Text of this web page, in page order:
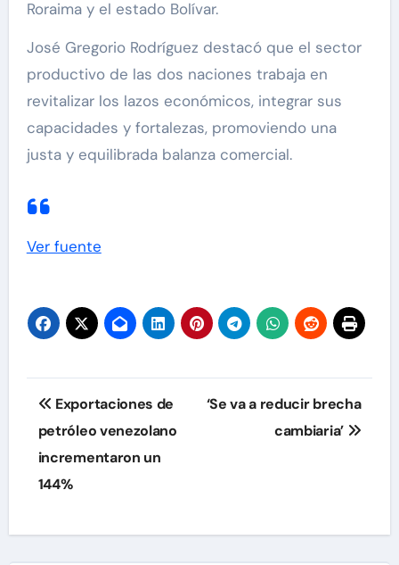
Roraima y el estado Bolívar.
José Gregorio Rodríguez destacó que el sector
productivo de las dos naciones trabaja en
revitalizar los lazos económicos, integrar sus
capacidades y fortalezas, promoviendo una
justa y equilibrada balanza comercial.
Ver fuente
Navegación
de
entradas
Exportaciones de
petróleo venezolano
incrementaron un
144%
‘Se va a reducir brecha
cambiaria’